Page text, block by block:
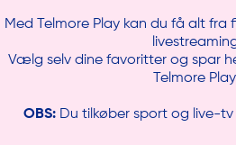
Med Telmore Play kan du få alt fra
Vælg selv dine favoritter og spar
Telmore
OBS:Du tilkøber sport og live-tv